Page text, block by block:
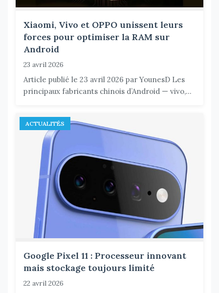
Xiaomi, Vivo et OPPO unissent leurs
forces pour optimiser la RAM sur
Android
23 avril 2026
Article publié le 23 avril 2026 par YounesD Les
principaux fabricants chinois d’Android — vivo,...
ACTUALITÉS
Google Pixel 11 : Processeur innovant
mais stockage toujours limité
22 avril 2026